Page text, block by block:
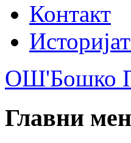
Контакт
ОШ'Бошко
Главни